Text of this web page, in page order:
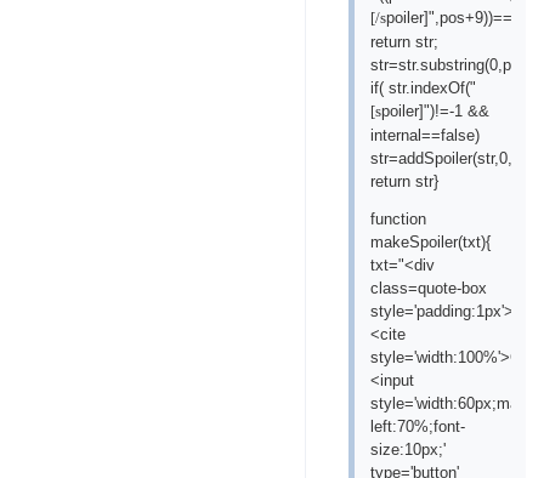
[/spoiler]",pos+9))==-1)
return str;
if( str.indexOf("
[spoiler]")!=-1 &&
internal==false)
return str}
function
makeSpoiler(txt){
txt="<div
class=quote-box
style='padding:1px'>
<cite
<input
left:70%;font-
size:10px;'
type='button'